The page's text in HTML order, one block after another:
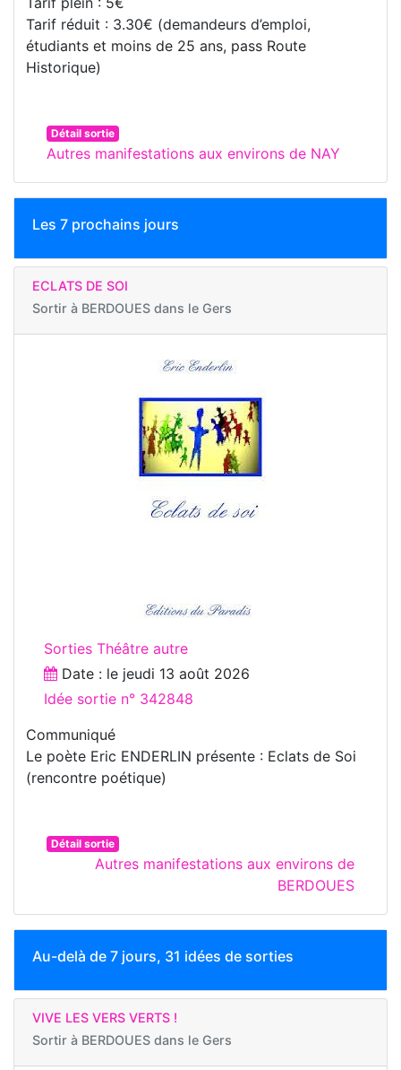
Tarif réduit : 3.30€ (demandeurs d’emploi,
étudiants et moins de 25 ans, pass Route
Historique)
Détail sortie
Autres manifestations aux environs de NAY
Les 7 prochains jours
ECLATS DE SOI
Sortir à BERDOUES dans le Gers
Sorties Théâtre autre
Date : le jeudi 13 août 2026
Idée sortie n° 342848
Communiqué
Le poète Eric ENDERLIN présente : Eclats de Soi
(rencontre poétique)
Détail sortie
Autres manifestations aux environs de
BERDOUES
Au-delà de 7 jours, 31 idées de sorties
VIVE LES VERS VERTS !
Sortir à BERDOUES dans le Gers